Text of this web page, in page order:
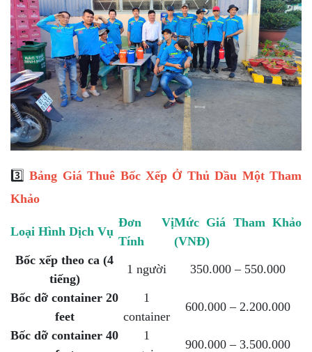
3️⃣Bảng Giá Thuê Bốc Xếp Ở Thủ Dầu Một Tham
Khảo
Loại Hình Dịch Vụ
Đơn Vị
Tính
Mức Giá Tham Khảo
(VNĐ)
Bốc xếp theo ca (4
tiếng)
1 người 350.000 – 550.000
Bốc dỡ container 20
feet
1
container
600.000 – 2.200.000
Bốc dỡ container 40
1
900.000 – 3.500.000